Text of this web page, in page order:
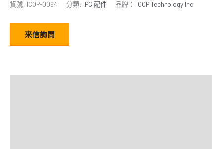
貨號: ICOP-0094 分類: IPC 配件 品牌： ICOP Technology Inc.
來信詢問